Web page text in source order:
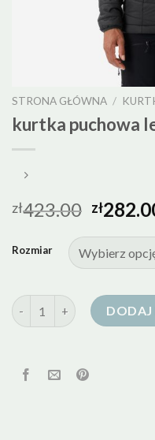
STRONA GŁÓWNA /
kurtka puchowa
zł423.00 zł
Rozmiar
ilość kurtka puchowa lekka